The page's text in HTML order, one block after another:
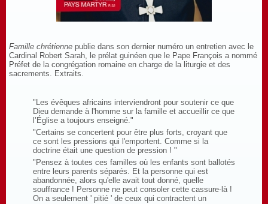
Famille chrétienne publie dans son dernier numéro un entretien avec le
Cardinal Robert Sarah, le prélat guinéen que le Pape François a nommé
Préfet de la congrégation romaine en charge de la liturgie et des
sacrements. Extraits.
"Les évêques africains interviendront pour soutenir ce que
Dieu demande à l'homme sur la famille et accueillir ce que
l’Église a toujours enseigné."
"Certains se concertent pour être plus forts, croyant que
ce sont les pressions qui l'emportent. Comme si la
doctrine était une question de pression ! "
"Pensez à toutes ces familles où les enfants sont ballotés
entre leurs parents séparés. Et la personne qui est
abandonnée, alors qu'elle avait tout donné, quelle
souffrance ! Personne ne peut consoler cette cassure-là !
On a seulement ' pitié ' de ceux qui contractent un